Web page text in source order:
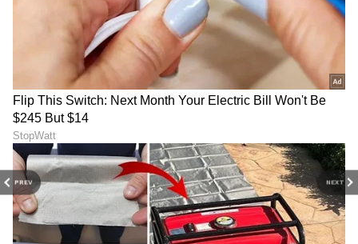
PREV NEXT
"ಇದು ವೃತ್ತಿಪರತೆಯೋ ಅಥವಾ ಸ್ನೇಹದಲ್ಲಿ ಬಿರುಕೇ?" ಎಂಬ
ಪ್ರಶ್ನೆಯನ್ನು ಹುಟ್ಟುಹಾಕಿದೆ.